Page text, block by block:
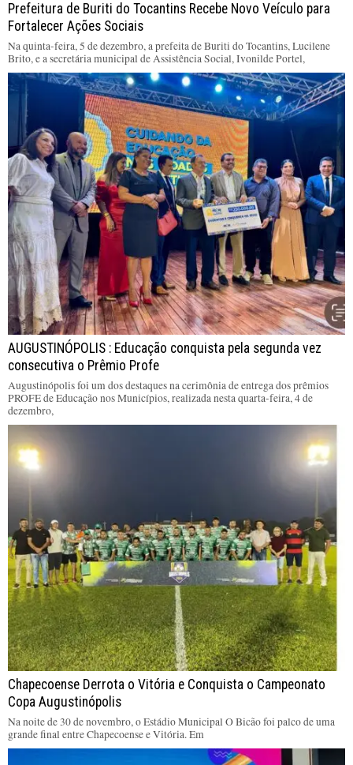
Prefeitura de Buriti do Tocantins Recebe Novo Veículo para
Fortalecer Ações Sociais
Na quinta-feira, 5 de dezembro, a prefeita de Buriti do Tocantins, Lucilene
Brito, e a secretária municipal de Assistência Social, Ivonilde Portel,
AUGUSTINÓPOLIS : Educação conquista pela segunda vez
consecutiva o Prêmio Profe
Augustinópolis foi um dos destaques na cerimônia de entrega dos prêmios
PROFE de Educação nos Municípios, realizada nesta quarta-feira, 4 de
dezembro,
Chapecoense Derrota o Vitória e Conquista o Campeonato
Copa Augustinópolis
Na noite de 30 de novembro, o Estádio Municipal O Bicão foi palco de uma
grande final entre Chapecoense e Vitória. Em